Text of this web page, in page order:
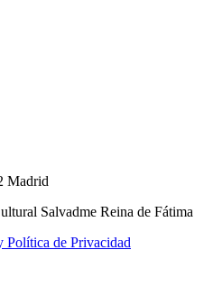
Madrid
Salvadme Reina de Fátima
Política de Privacidad